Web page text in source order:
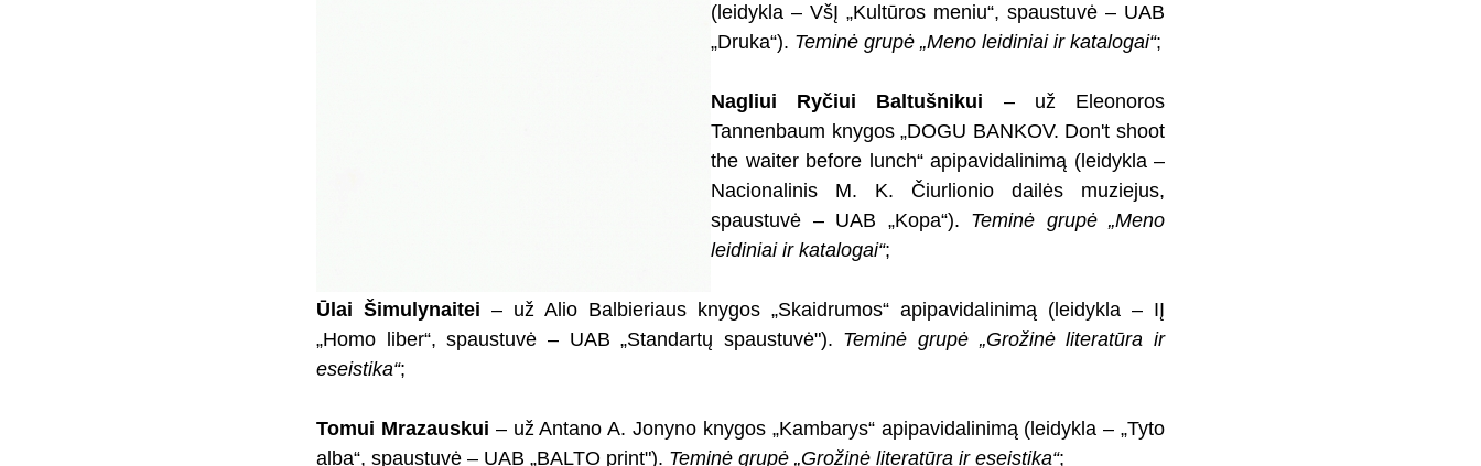
(leidykla – VšĮ „Kultūros meniu“, spaustuvė – UAB
„Druka“). Teminė grupė „Meno leidiniai ir katalogai“;
Nagliui Ryčiui Baltušnikui – už Eleonoros
Tannenbaum knygos „DOGU BANKOV. Don't shoot
the waiter before lunch“ apipavidalinimą (leidykla –
Nacionalinis M. K. Čiurlionio dailės muziejus,
spaustuvė – UAB „Kopa“). Teminė grupė „Meno
leidiniai ir katalogai“;
Ūlai Šimulynaitei – už Alio Balbieriaus knygos „Skaidrumos“ apipavidalinimą (leidykla – IĮ
„Homo liber“, spaustuvė – UAB „Standartų spaustuvė"). Teminė grupė „Grožinė literatūra ir
eseistika“;
Tomui Mrazauskui – už Antano A. Jonyno knygos „Kambarys“ apipavidalinimą (leidykla – „Tyto
alba“, spaustuvė – UAB „BALTO print"). Teminė grupė „Grožinė literatūra ir eseistika“;